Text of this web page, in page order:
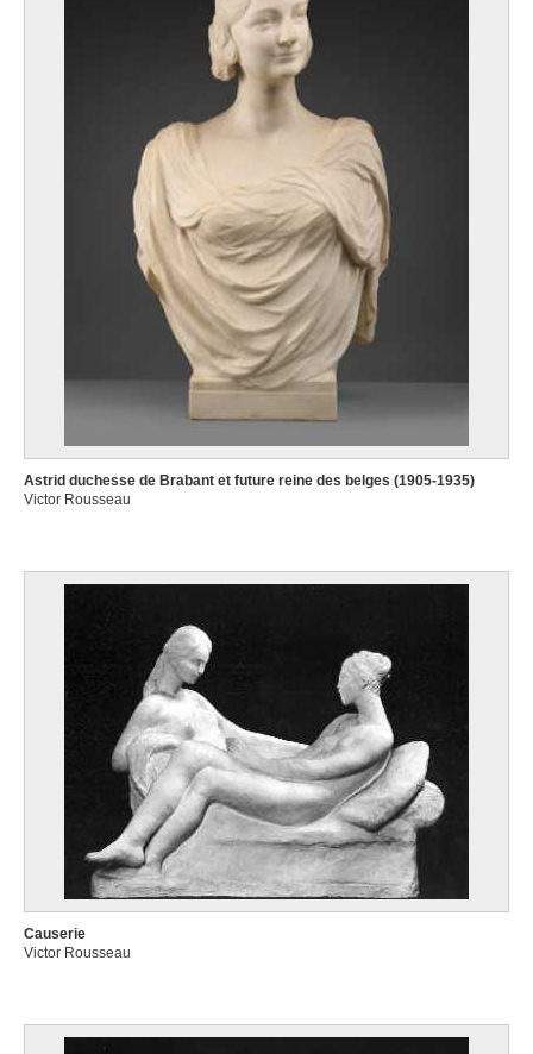
Astrid duchesse de Brabant et future reine des belges (1905-1935)
Victor Rousseau
Causerie
Victor Rousseau